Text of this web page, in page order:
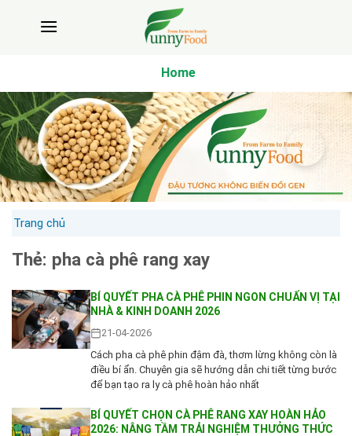
Home
Trang chủ
Thẻ: pha cà phê rang xay
BÍ QUYẾT PHA CÀ PHÊ PHIN NGON CHUẨN VỊ TẠI
NHÀ & KINH DOANH 2026
21-04-2026
Cách pha cà phê phin đậm đà, thơm lừng không còn là
điều bí ẩn. Chuyên gia sẽ hướng dẫn chi tiết từng bước
để bạn tạo ra ly cà phê hoàn hảo nhất
BÍ QUYẾT CHỌN CÀ PHÊ RANG XAY HOÀN HẢO
2026: NÂNG TẦM TRẢI NGHIỆM THƯỞNG THỨC